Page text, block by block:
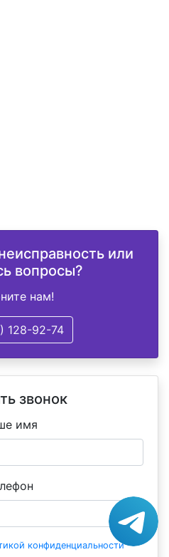
или
вопросы?
нам!
128-92-74
звонок
имя
конфиденциальности